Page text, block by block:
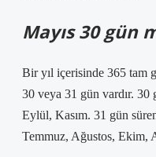
Mayıs 30 gün
Bir yıl içerisinde 365 tam
30 veya 31 gün vardır.
Eylül, Kasım. 31 gün
Temmuz, Ağustos, Ekim,